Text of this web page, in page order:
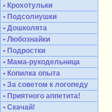
• Крохотульки
• Подсолнушки
• Дошколята
• Любознайки
• Подростки
• Мама-рукодельница
• Копилка опыта
• За советом к логопеду
• Приятного аппетита!
• Скачай!